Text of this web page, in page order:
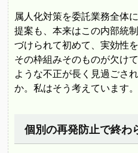
属人化対策を委託業務全体
提案も、本来はこの内部統
づけられて初めて、実効性
その枠組みそのものが欠け
ような不正が長く見過ごさ
か。私はそう考えています。
個別の再発防止で終わ